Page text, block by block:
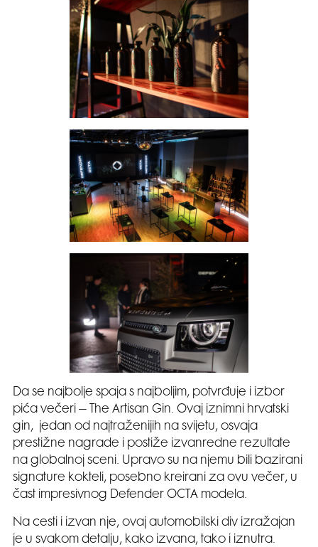
Da se najbolje spaja s najboljim, potvrđuje i izbor
pića večeri – The Artisan Gin. Ovaj iznimni hrvatski
gin, jedan od najtraženijih na svijetu, osvaja
prestižne nagrade i postiže izvanredne rezultate
na globalnoj sceni. Upravo su na njemu bili bazirani
signature kokteli, posebno kreirani za ovu večer, u
čast impresivnog Defender OCTA modela.
Na cesti i izvan nje, ovaj automobilski div izražajan
je u svakom detalju, kako izvana, tako i iznutra.